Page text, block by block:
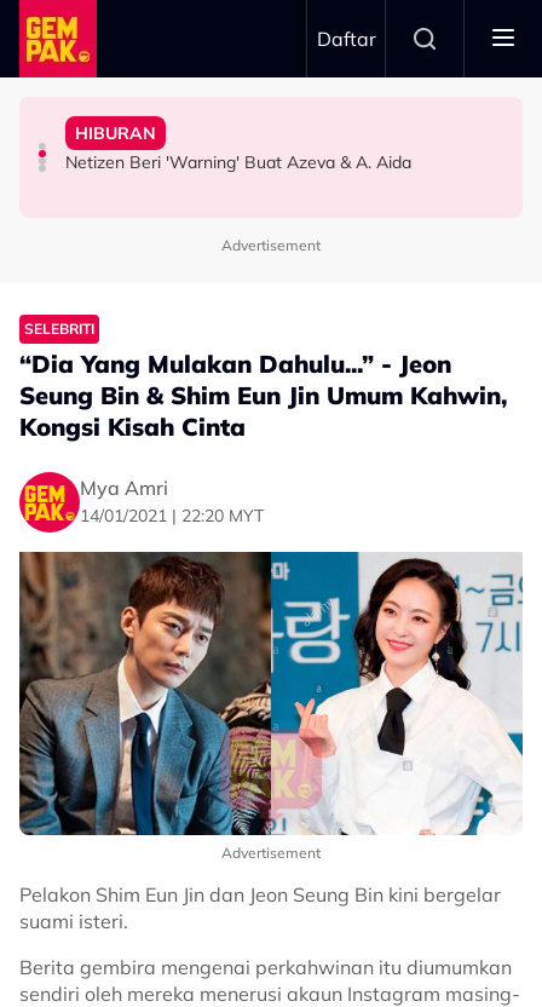
Skip to main content
Daftar
Bawa Anak Ke Klinik, Syasya Rizal Terkejut Dikenali
Doktor
HIBURAN
Netizen Beri 'Warning' Buat Azeva & A. Aida
Kilauan Emas Selebriti: Fazlina Ahmad Daud Elak Nyanyi
Lagu Ogy, Tak Mahu Ada Perbandingan - "Saya Tak Nak
Sanggup ‘Battle’ Beli Tiket Gema Bumantara, Noraniza
Idris: “Masa Dapat Call, Ingat Jemput Jadi Penonton”
Advertisement
SELEBRITI
“Dia Yang Mulakan Dahulu...” - Jeon
Seung Bin & Shim Eun Jin Umum Kahwin,
Kongsi Kisah Cinta
Mya Amri
14/01/2021 | 22:20 MYT
Advertisement
Pelakon Shim Eun Jin dan Jeon Seung Bin kini bergelar
suami isteri.
Berita gembira mengenai perkahwinan itu diumumkan
sendiri oleh mereka menerusi akaun Instagram masing-